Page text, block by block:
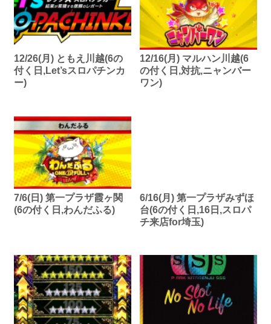
12/26(月) ともえ川越(6の
付く日,Let’sスロパチンカ
ー)
12/16(月) マルハン川越(6
の付く日,対抗,ニャンバー
ワン)
7/6(日) 第一プラザ霞ヶ関
(6の付く日,わんだふる)
6/16(月) 第一プラザみずほ
台(6の付く日,16日,スロパ
チ来店for埼玉)